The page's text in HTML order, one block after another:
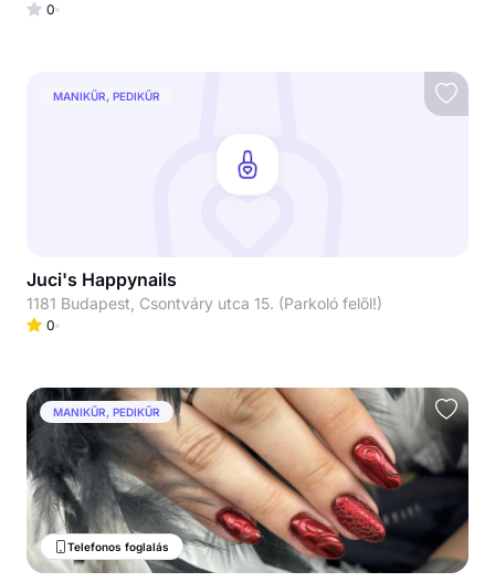
0
MANIKŰR, PEDIKŰR
Juci's Happynails
1181 Budapest, Csontváry utca 15. (Parkoló felől!)
0
MANIKŰR, PEDIKŰR
Telefonos foglalás